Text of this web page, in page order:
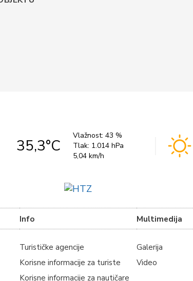
35,3°C
Vlažnost: 43 %
Tlak: 1.014 hPa
5,04 km/h
Info
Turističke agencije
Korisne informacije za turiste
Korisne informacije za nautičare
Multimedija
Galerija
Video